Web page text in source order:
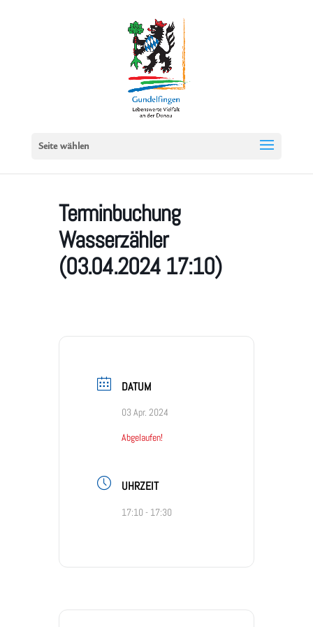
Seite wählen
Terminbuchung
Wasserzähler
(03.04.2024 17:10)
DATUM
03 Apr. 2024
Abgelaufen!
UHRZEIT
17:10 - 17:30